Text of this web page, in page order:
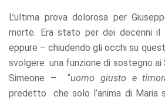
L’ultima prova dolorosa per
morte. Era stato per dei decenni il
eppure – chiudendo gli occhi su
svolgere una funzione di sostegno ai
Simeone – “uomo giusto e
predetto che solo l’anima di Maria